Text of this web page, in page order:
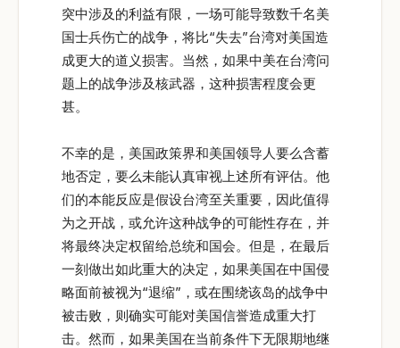
突中涉及的利益有限，一场可能导致数千名美
国士兵伤亡的战争，将比“失去”台湾对美国造
成更大的道义损害。当然，如果中美在台湾问
题上的战争涉及核武器，这种损害程度会更
甚。
不幸的是，美国政策界和美国领导人要么含蓄
地否定，要么未能认真审视上述所有评估。他
们的本能反应是假设台湾至关重要，因此值得
为之开战，或允许这种战争的可能性存在，并
将最终决定权留给总统和国会。但是，在最后
一刻做出如此重大的决定，如果美国在中国侵
略面前被视为“退缩”，或在围绕该岛的战争中
被击败，则确实可能对美国信誉造成重大打
击。然而，如果美国在当前条件下无限期地继